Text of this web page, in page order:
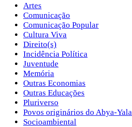
Artes
Comunicação
Comunicação Popular
Cultura Viva
Direito(s)
Incidência Política
Juventude
Memória
Outras Economias
Outras Educações
Pluriverso
Povos originários do Abya-Yala
Socioambiental